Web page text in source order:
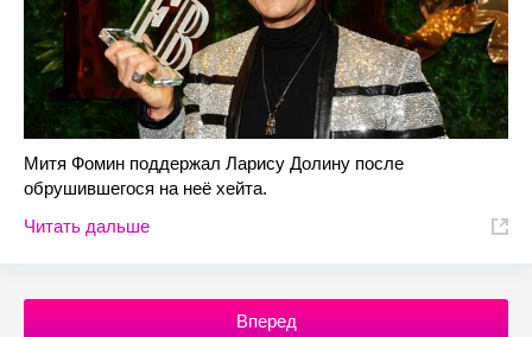
Митя Фомин поддержал Ларису Долину после
обрушившегося на неё хейта.
Читать дальше
Вперед